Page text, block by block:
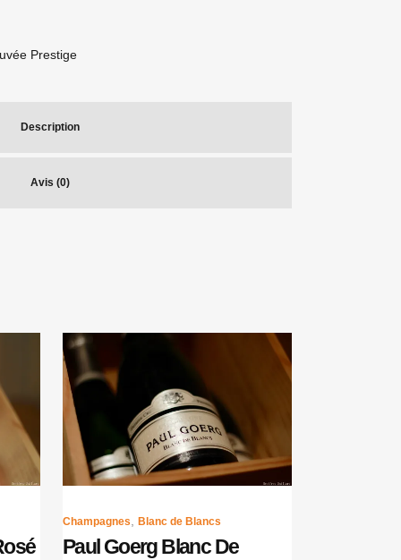
Prestige
Description
Avis (0)
Champagnes Blanc de Blancs
Paul Goerg Blanc De